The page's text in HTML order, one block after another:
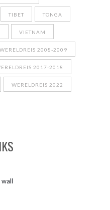
TIBET TONGA
VIETNAM
WERELDREIS 2008-2009
2017-2018
WERELDREIS 2022